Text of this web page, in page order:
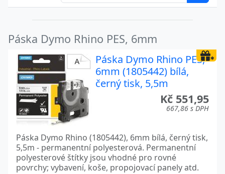
Páska Dymo Rhino PES, 6mm
Páska Dymo Rhino PES,
6mm (1805442) bílá,
černý tisk, 5,5m
Kč 551,95
667,86 s DPH
Páska Dymo Rhino (1805442), 6mm bílá, černý tisk,
5,5m - permanentní polyesterová. Permanentní
polyesterové štítky jsou vhodné pro rovné
povrchy; vybavení, koše, propojovací panely atd.